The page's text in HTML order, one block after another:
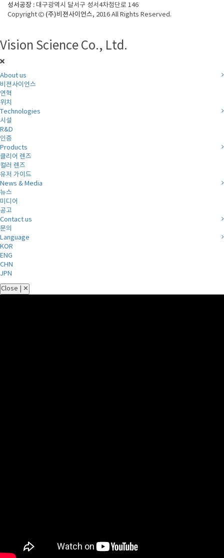
성서공장 : 대구광역시 달서구 성서4차첨단로 146
Copyright © (주)비젼사이언스, 2016 All Rights Reserved.
Vision Science Co., Ltd.
About us
비젼사이언스
연혁
위치
Technologies
시설
R&D
인증
Products
클리어 렌즈
컬러 렌즈
유저 가이드
News & Media
뉴스
미디어
공고
Contact us
문의
Language
KOR
ENG
CHN
JPN
Close | ✕